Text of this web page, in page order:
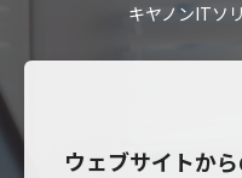
キヤノンITソ
ウェブサイトか